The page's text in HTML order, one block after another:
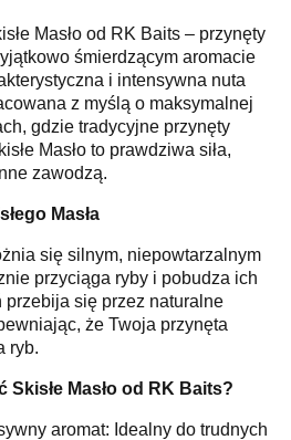
Masło od RK Baits – przynęty
śmierdzącym aromacie
i intensywna nuta
z myślą o maksymalnej
gdzie tradycyjne przynęty
Masło to prawdziwa siła,
zawodzą.
Masła
się silnym, niepowtarzalnym
przyciąga ryby i pobudza ich
przebija się przez naturalne
że Twoja przynęta
ryb.
Skisłe Masło od RK Baits?
aromat: Idealny do trudnych